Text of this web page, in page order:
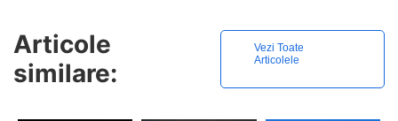
Articole
similare:
Vezi Toate
Articolele